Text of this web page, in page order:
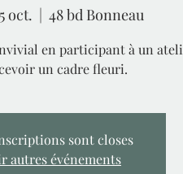
oct.
  |
48 bd Bonneau
en participant à un
un cadre fleuri.
sont closes
autres événements